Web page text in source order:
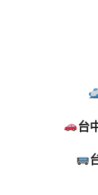
台